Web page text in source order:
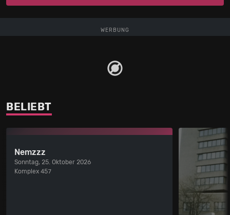
WERBUNG
BELIEBT
Nemzzz
Sonntag, 25. Oktober 2026
Komplex 457